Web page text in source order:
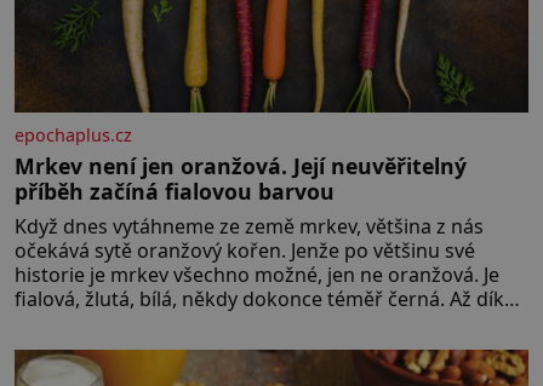
epochaplus.cz
Mrkev není jen oranžová. Její neuvěřitelný
příběh začíná fialovou barvou
Když dnes vytáhneme ze země mrkev, většina z nás
očekává sytě oranžový kořen. Jenže po většinu své
historie je mrkev všechno možné, jen ne oranžová. Je
fialová, žlutá, bílá, někdy dokonce téměř černá. Až díky
bez které si českou zahradu ani nedokážeme
představit. Její příběh je